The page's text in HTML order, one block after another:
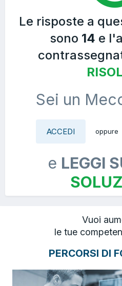
Le risposte a
sono 14 e
Sei un
ACCEDI oppure
e LEGGI
Vuoi
le tue
PERCORSI DI